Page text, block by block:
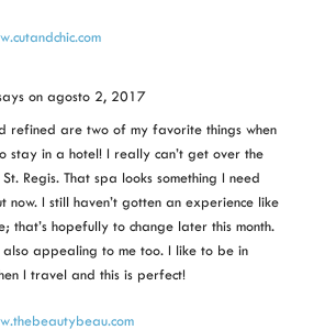
on agosto 2, 2017
refined are two of my favorite things when
stay in a hotel! I really can’t get over the
Regis. That spa looks something I need
now. I still haven’t gotten an experience like
that’s hopefully to change later this month.
also appealing to me too. I like to be in
I travel and this is perfect!